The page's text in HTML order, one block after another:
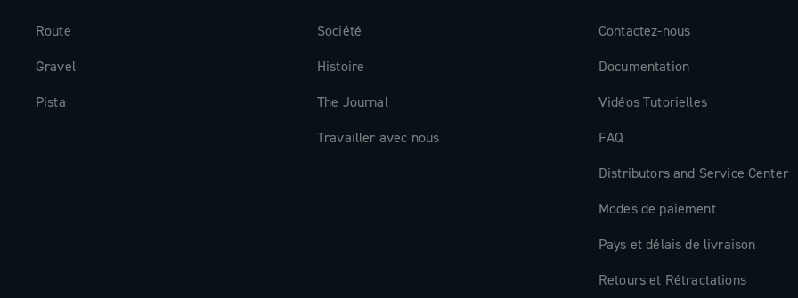
Route
Gravel
Pista
Société
Histoire
The Journal
Travailler avec nous
Contactez-nous
Documentation
Vidéos Tutorielles
FAQ
Distributors and Service Center
Modes de paiement
Pays et délais de livraison
Retours et Rétractations